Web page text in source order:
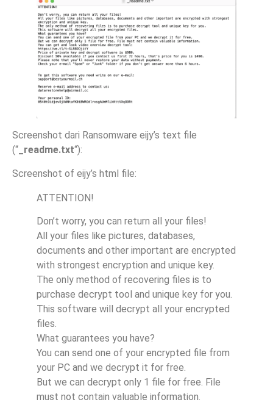
Screenshot dari Ransomware eijy’s text file
(“ _readme.txt“):
Screenshot of eijy’s html file:
ATTENTION!
Don’t worry, you can return all your files!
All your files like pictures, databases,
documents and other important are encrypted
with strongest encryption and unique key.
The only method of recovering files is to
purchase decrypt tool and unique key for you.
This software will decrypt all your encrypted
files.
What guarantees you have?
You can send one of your encrypted file from
your PC and we decrypt it for free.
But we can decrypt only 1 file for free. File
must not contain valuable information.